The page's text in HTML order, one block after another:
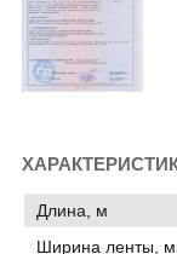
Длина, м
Ширина ленты,